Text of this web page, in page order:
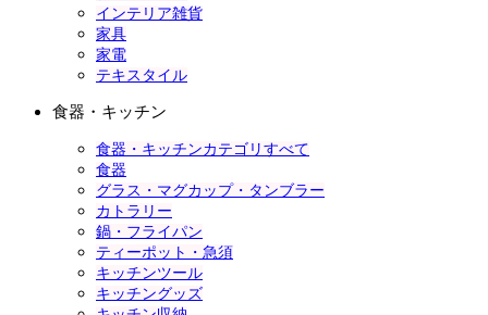
インテリア雑貨
家具
家電
テキスタイル
食器・キッチン
食器・キッチンカテゴリすべて
食器
グラス・マグカップ・タンブラー
カトラリー
鍋・フライパン
ティーポット・急須
キッチンツール
キッチングッズ